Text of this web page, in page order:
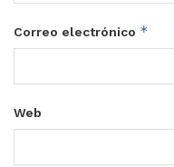
Correo electrónico *
Web